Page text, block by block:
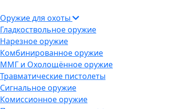
Оружие для охоты
Гладкоствольное оружие
Нарезное оружие
Комбинированное оружие
ММГ и Охолощённое оружие
Травматические пистолеты
Сигнальное оружие
Комиссионное оружие